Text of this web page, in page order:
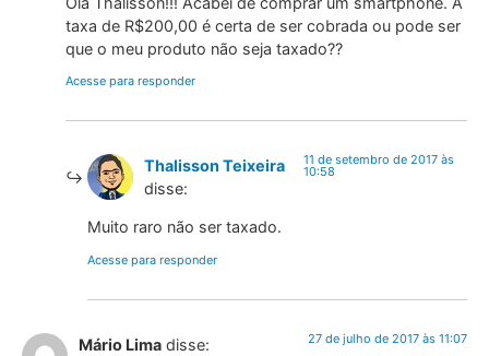
taxa de R$200,00 é certa de ser cobrada ou pode ser
que o meu produto não seja taxado??
Acesse para responder
Thalisson Teixeira
disse:
11 de setembro de 2017 às
10:58
Muito raro não ser taxado.
Acesse para responder
Mário Lima disse: 27 de julho de 2017 às 11:07